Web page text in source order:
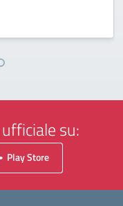
su:
Play Store